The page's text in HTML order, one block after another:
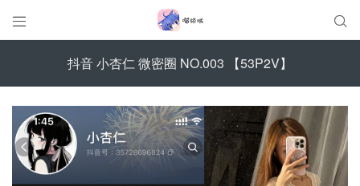
 
抖音 小杏仁 微密圈 NO.003 【53P2V】